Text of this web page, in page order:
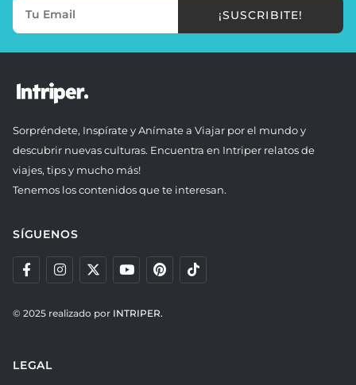
¡SUSCRIBITE!
Sorpréndete, Inspírate y Anímate a Viajar por el mundo y
descubrir nuevas culturas. Encuentra en Intriper relatos de
viajes, tips y mucho más!
Tenemos los contenidos que te interesan.
SÍGUENOS
© 2025 realizado por INTRIPER.
LEGAL